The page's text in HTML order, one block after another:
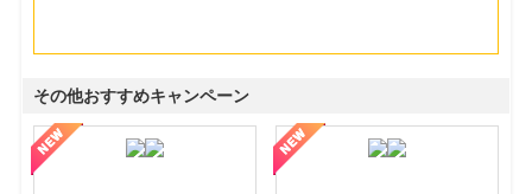
その他おすすめキャンペーン